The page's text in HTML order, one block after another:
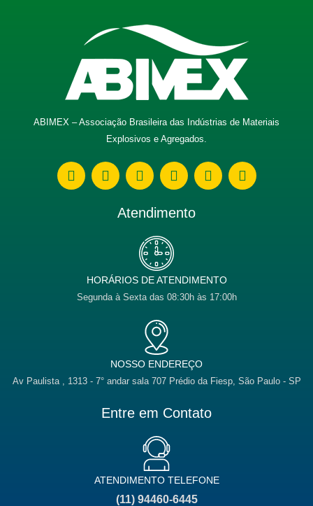
ABIMEX – Associação Brasileira das Indústrias de Materiais
Explosivos e Agregados.
W
h
E
n
F
a
e
o
o
k
I
n
t
r
a
m
L
i
Y
o
Atendimento
HORÁRIOS DE ATENDIMENTO
Segunda à Sexta das 08:30h às 17:00h
NOSSO ENDEREÇO
Av Paulista , 1313 - 7° andar sala 707 Prédio da Fiesp, São Paulo - SP
Entre em Contato
ATENDIMENTO TELEFONE
(11) 94460-6445